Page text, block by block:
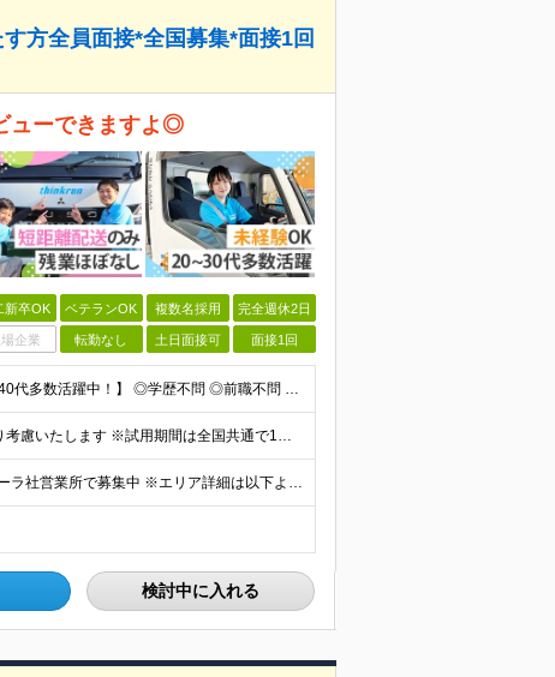
方全員面接*全国募集*面接1回
ューできますよ◎
新卒OK ベテランOK 複数名採用 完全週休2日
場企業 転勤なし 土日面接可 面接1回
【未経験OK｜応募資格を満たす方全員面接｜20代～40代多数活躍中！】 ◎学歴不問 ◎前職不問 ◎転職回数不問 ◎普通運転免許（AT限定可）をお持ちの方 ◎44歳以下の方（※長期のキャリア形成を図るた
■月給229,000円～＋賞与年2回 ※経験やスキルにより考慮いたします ※試用期間は全国共通で1～3ヶ月あり（習熟度により変動：給与・その他条件の差異なし） ※上記には固定残業代を含みます（エリアに
★希望勤務地で働ける ★転勤なし ★全国のコカ・コーラ社営業所で募集中 ※エリア詳細は以下よりご確認ください。
検討中に入れる